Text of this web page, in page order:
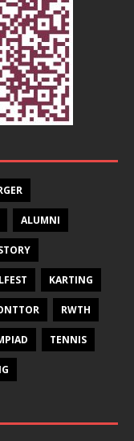
ALUMNI
KARTING
RWTH
TENNIS